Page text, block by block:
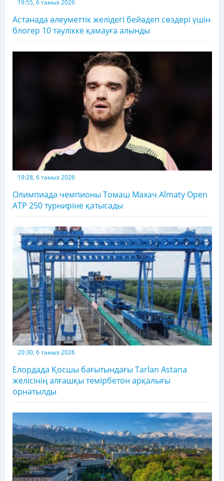
19:55, 6 тамыз 2026
Астанада әлеуметтік желідегі бейәдеп сөздері үшін
блогер 10 тәулікке қамауға алынды
19:28, 6 тамыз 2026
Олимпиада чемпионы Томаш Махач Almaty Open
ATP 250 турниріне қатысады
20:30, 6 тамыз 2026
Елордада Қосшы бағытындағы Tarlan Astana
желісінің алғашқы темірбетон арқалығы
орнатылды